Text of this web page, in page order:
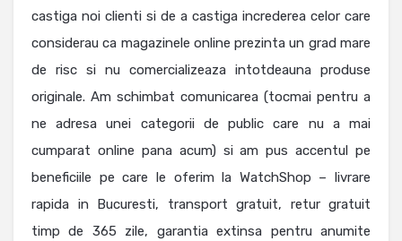
castiga noi clienti si de a castiga increderea celor care
considerau ca magazinele online prezinta un grad mare
de risc si nu comercializeaza intotdeauna produse
originale. Am schimbat comunicarea (tocmai pentru a
ne adresa unei categorii de public care nu a mai
cumparat online pana acum) si am pus accentul pe
beneficiile pe care le oferim la WatchShop – livrare
rapida in Bucuresti, transport gratuit, retur gratuit
timp de 365 zile, garantia extinsa pentru anumite